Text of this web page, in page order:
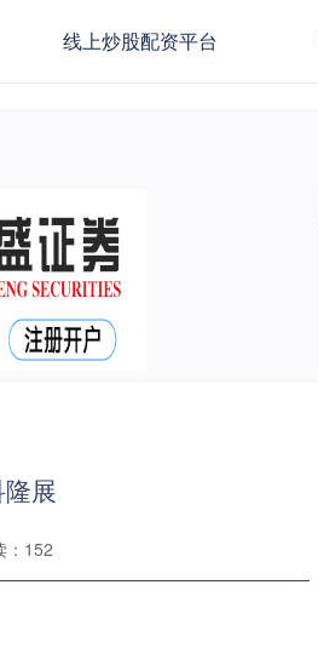
线上炒股配资平台
展
：152